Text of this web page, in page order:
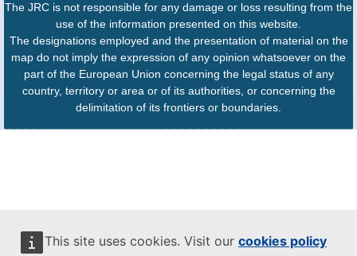
This site uses cookies. Visit our cookies policy
The JRC is not responsible for any damage or loss resulting from the
use of the information presented on this website.
The designations employed and the presentation of material on the
map do not imply the expression of any opinion whatsoever on the
part of the European Union concerning the legal status of any
country, territory or area or of its authorities, or concerning the
delimitation of its frontiers or boundaries.